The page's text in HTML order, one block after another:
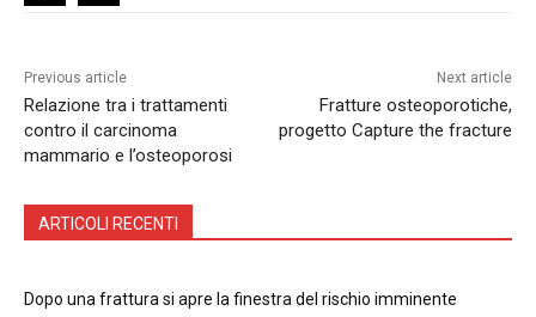
Previous article
Relazione tra i trattamenti
contro il carcinoma
mammario e l’osteoporosi
Next article
Fratture osteoporotiche,
progetto Capture the fracture
ARTICOLI RECENTI
Dopo una frattura si apre la finestra del rischio imminente